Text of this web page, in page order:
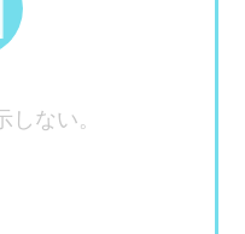
ない。